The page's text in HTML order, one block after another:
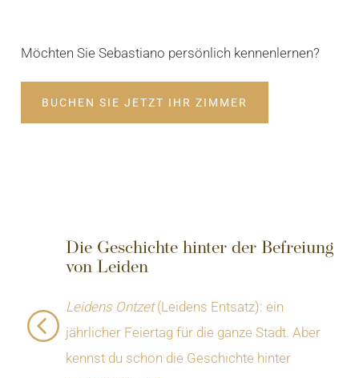
Möchten Sie Sebastiano persönlich kennenlernen?
BUCHEN SIE JETZT IHR ZIMMER
Die Geschichte hinter der Befreiung
von Leiden
Leidens Ontzet(Leidens Entsatz): ein
jährlicher Feiertag für die ganze Stadt. Aber
kennst du schon die Geschichte hinter